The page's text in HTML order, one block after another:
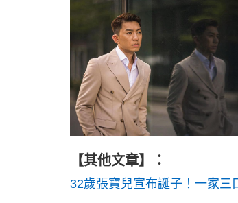
【其他文章】：
32歲張寶兒宣布誕子！一家三